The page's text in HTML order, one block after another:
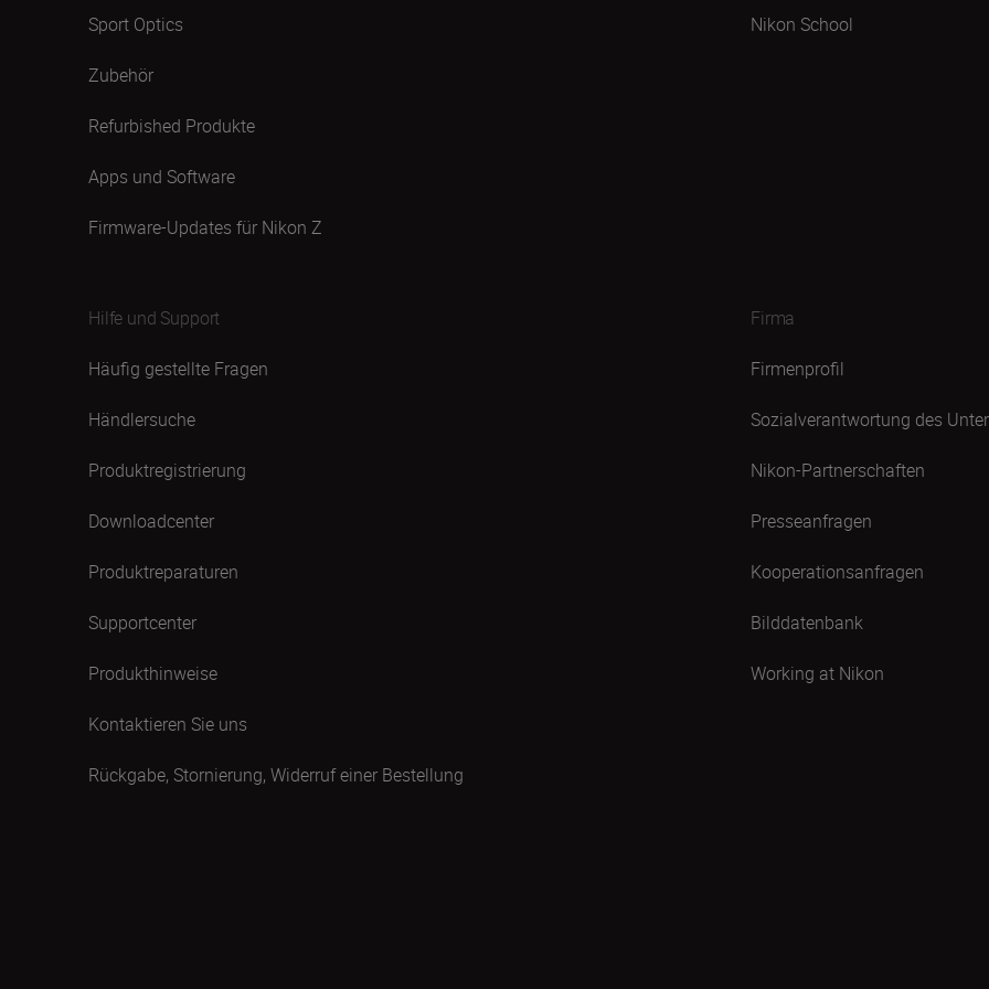
Sport Optics
Zubehör
Refurbished Produkte
Apps und Software
Firmware-Updates für Nikon Z
Nikon School
Hilfe und Support
Häufig gestellte Fragen
Händlersuche
Produktregistrierung
Downloadcenter
Produktreparaturen
Supportcenter
Produkthinweise
Kontaktieren Sie uns
Rückgabe, Stornierung, Widerruf einer Bestellung
Firma
Firmenprofil
Sozialverantwortung des
Nikon-Partnerschaften
Presseanfragen
Kooperationsanfragen
Bilddatenbank
Working at Nikon